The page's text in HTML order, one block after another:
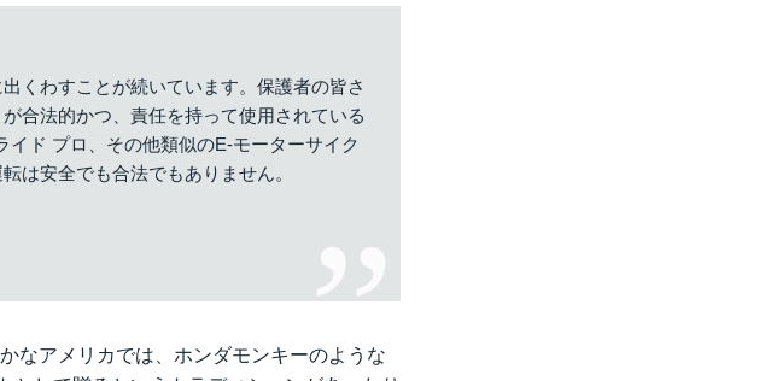
くわすことが続いています。保護者の皆さ
合法的かつ、責任を持って使用されている
ド プロ、その他類似のE-モーターサイク
は安全でも合法でもありません。
なアメリカでは、ホンダモンキーのような